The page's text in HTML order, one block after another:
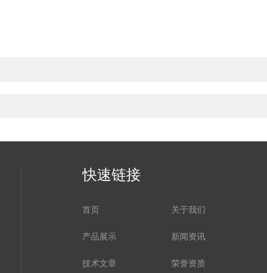
快速链接
首页 关于我们
产品展示 新闻资讯
技术文章 荣誉资质